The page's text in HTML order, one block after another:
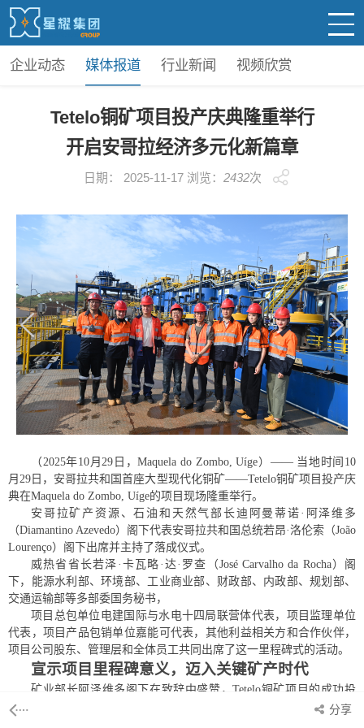
企业动态 媒体报道 行业新闻 视频欣赏
Tetelo铜矿项目投产庆典隆重举行
开启安哥拉经济多元化新篇章
日期： 2025-11-17 浏览： 2432次
（ 2025年10月29日，Maquela do Zombo, Uíge）—— 当地时间10
月29日，安哥拉共和国首座大型现代化铜矿——Tetelo铜矿项目投产庆
典在Maquela do Zombo, Uíge的项目现场隆重举行。
安哥拉矿产资源、石油和天然气部长迪阿曼蒂诺 ·阿泽维多
（Diamantino Azevedo）阁下代表安哥拉共和国总统若昂·洛伦索（João
Lourenço）阁下出席并主持了落成仪式。
威热省省长若泽·卡瓦略·达·罗查（José Carvalho da Rocha）阁
下，能源水利部、环境部、工业商业部、财政部、内政部、规划部、
交通运输部等多部委国务秘书，
项目总包单位电建国际与水电十四局联营体代表，项目监理单位
代表，项目产品包销单位嘉能可代表，其他利益相关方和合作伙伴，
项目公司股东、管理层和全体员工共同出席了这一里程碑式的活动。
宣示项目里程碑意义，迈入关键矿产时代
矿业部长阿泽维多阁下在致辞中盛赞，Tetelo铜矿项目的成功投
产，是安哥拉总统战略远见的卓越体现。
分享